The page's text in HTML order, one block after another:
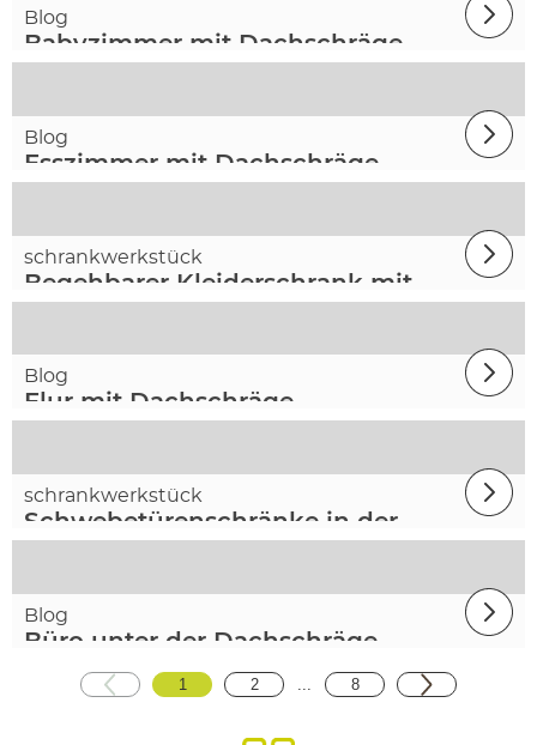
Blog
Babyzimmer mit Dachschräge
Blog
Esszimmer mit Dachschräge
schrankwerkstück
Begehbarer Kleiderschrank mit
Blog
Flur mit Dachschräge
schrankwerkstück
Schwebetürenschränke in der
Blog
Büro unter der Dachschräge
1 2 ... 8